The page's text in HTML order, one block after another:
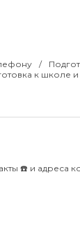
к школе
☎️ и адреса